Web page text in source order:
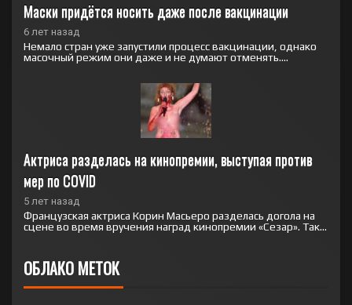
Маски придётся носить даже после вакцинации
6 лет назад
Немало стран уже запустили процесс вакцинации, однако
масочный режим они даже и не думают отменять....
Актриса разделась на кинопремии, выступая против
мер по COVID
5 лет назад
Французская актриса Корин Масьеро разделась догола на
сцене во время вручения наград кинопремии «Сезар». Так...
ОБЛАКО МЕТОК